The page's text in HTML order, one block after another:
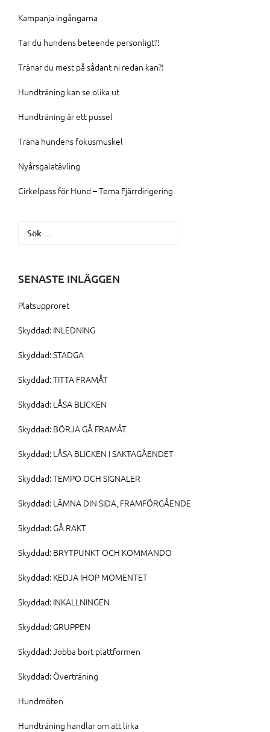
Kampanja ingångarna
Tar du hundens beteende personligt?!
Tränar du mest på sådant ni redan kan?!
Hundträning kan se olika ut
Hundträning är ett pussel
Träna hundens fokusmuskel
Nyårsgalatävling
Cirkelpass för Hund – Tema Fjärrdirigering
Sök
SENASTE INLÄGGEN
Platsupproret
Skyddad: INLEDNING
Skyddad: STADGA
Skyddad: TITTA FRAMÅT
Skyddad: LÅSA BLICKEN
Skyddad: BÖRJA GÅ FRAMÅT
Skyddad: LÅSA BLICKEN I SAKTAGÅENDET
Skyddad: TEMPO OCH SIGNALER
Skyddad: LÄMNA DIN SIDA, FRAMFÖRGÅENDE
Skyddad: GÅ RAKT
Skyddad: BRYTPUNKT OCH KOMMANDO
Skyddad: KEDJA IHOP MOMENTET
Skyddad: INKALLNINGEN
Skyddad: GRUPPEN
Skyddad: Jobba bort plattformen
Skyddad: Överträning
Hundmöten
Hundträning handlar om att lirka